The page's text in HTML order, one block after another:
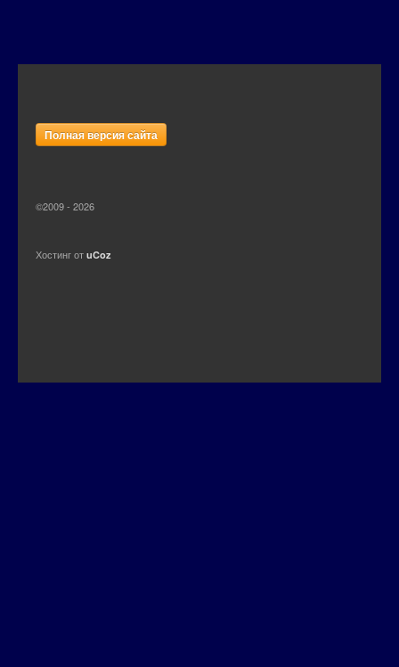
Полная версия сайта
©2009 - 2026
Хостинг от uCoz